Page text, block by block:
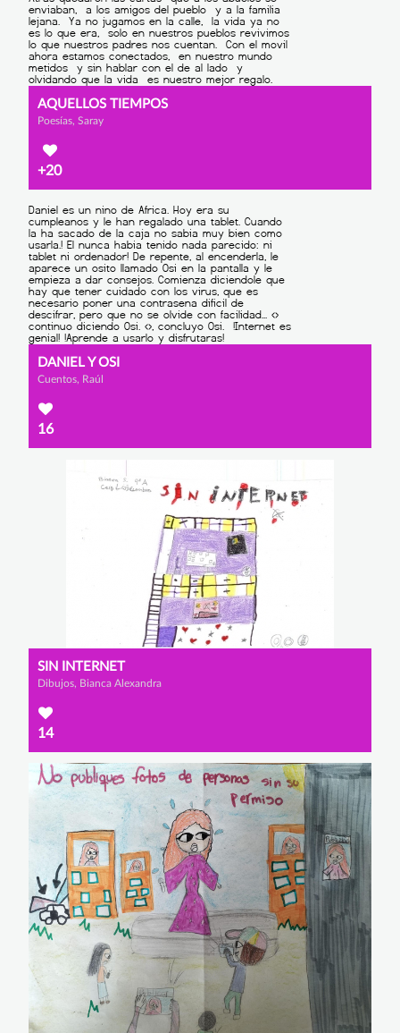
AQUELLOS TIEMPOS
Poesías, Saray
+20
DANIEL Y OSI
Cuentos, Raúl
16
SIN INTERNET
Dibujos, Bianca Alexandra
14